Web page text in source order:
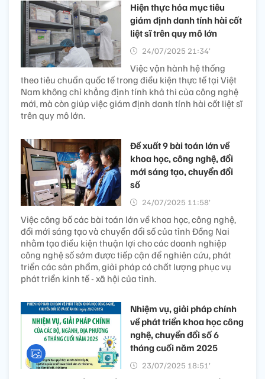
Hiện thực hóa mục tiêu
giám định danh tính hài cốt
liệt sĩ trên quy mô lớn
24/07/2025 21:34’
Việc vận hành hệ thống
theo tiêu chuẩn quốc tế trong điều kiện thực tế tại Việt
Nam không chỉ khẳng định tính khả thi của công nghệ
mới, mà còn giúp việc giám định danh tính hài cốt liệt sĩ
trên quy mô lớn.
Đề xuất 9 bài toán lớn về
khoa học, công nghệ, đổi
mới sáng tạo, chuyển đổi
số
24/07/2025 11:58’
Việc công bố các bài toán lớn về khoa học, công nghệ,
đổi mới sáng tạo và chuyển đổi số của tỉnh Đồng Nai
nhằm tạo điều kiện thuận lợi cho các doanh nghiệp
công nghệ số sớm được tiếp cận để nghiên cứu, phát
triển các sản phẩm, giải pháp có chất lượng phục vụ
phát triển kinh tế - xã hội của tỉnh.
Nhiệm vụ, giải pháp chính
về phát triển khoa học công
nghệ, chuyển đổi số 6
tháng cuối năm 2025
23/07/2025 18:51’